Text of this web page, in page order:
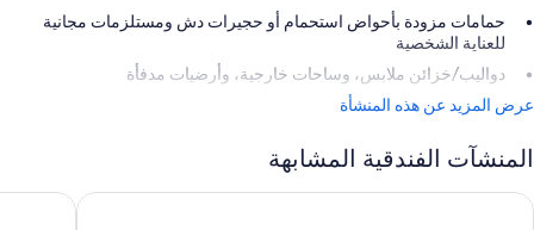
حمامات مزودة بأحواض استحمام أو حجيرات دش ومستلزمات مجانية
للعناية الشخصية
دواليب/خزائن ملابس، وساحات خارجية، وأرضيات مدفأة
عرض المزيد عن هذه المنشأة
المنشآت الفندقية المشابهة
ماونتن كوك لودج آند موتلز ذا